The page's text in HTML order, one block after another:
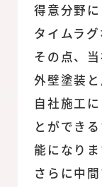
得意分野
タイムラグ
その点、
外壁塗装
自社施工
とができ
能になりま
さらに中